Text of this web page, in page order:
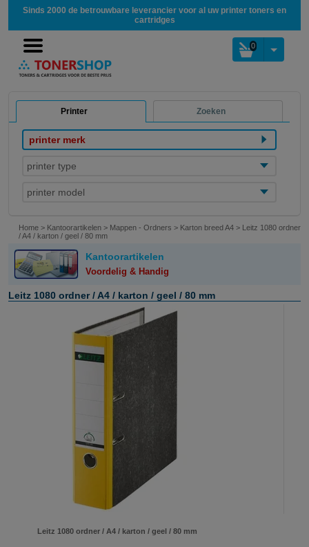
Sinds 2000 de betrouwbare leverancier voor al uw printer toners en
cartridges
0
Printer Zoeken
printer merk
printer type
printer model
Home > Kantoorartikelen > Mappen - Ordners > Karton breed A4 > Leitz 1080 ordner
/ A4 / karton / geel / 80 mm
Kantoorartikelen
Voordelig & Handig
Leitz 1080 ordner / A4 / karton / geel / 80 mm
Leitz 1080 ordner / A4 / karton / geel / 80 mm